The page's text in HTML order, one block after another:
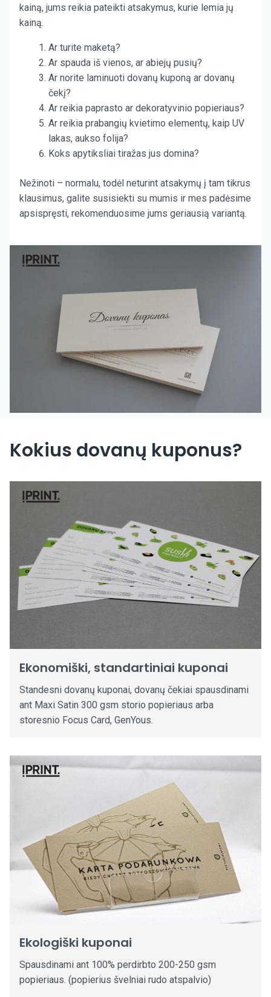
kainą, jums reikia pateikti atsakymus, kurie lemia jų
kainą.
Ar turite maketą?
Ar spauda iš vienos, ar abiejų pusių?
Ar norite laminuoti dovanų kuponą ar dovanų
čekį?
Ar reikia paprasto ar dekoratyvinio popieriaus?
Ar reikia prabangių kvietimo elementų, kaip UV
lakas, aukso folija?
Koks apytiksliai tiražas jus domina?
Nežinoti – normalu, todėl neturint atsakymų į tam tikrus
klausimus, galite susisiekti su mumis ir mes padėsime
apsispręsti, rekomenduosime jums geriausią variantą.
Kokius dovanų kuponus?
Ekonomiški, standartiniai kuponai
Standesni dovanų kuponai, dovanų čekiai spausdinami
ant Maxi Satin 300 gsm storio popieriaus arba
storesnio Focus Card, GenYous.
Ekologiški kuponai
Spausdinami ant 100% perdirbto 200-250 gsm
popieriaus. (popierius švelniai rudo atspalvio)